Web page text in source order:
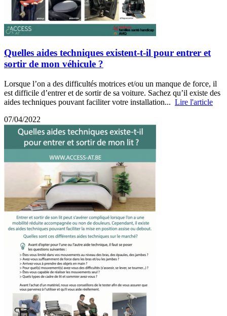
Quelles aides techniques existent-t-il pour entrer et
sortir de mon véhicule ?
Lorsque l’on a des difficultés motrices et/ou un manque de force, il
est difficile d’entrer et de sortir de sa voiture. Sachez qu’il existe des
aides techniques pouvant faciliter votre installation... Lire l'article
07/04/2022